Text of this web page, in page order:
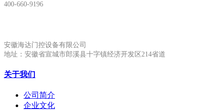
400-660-9196
安徽海达门控设备有限公司
地址：安徽省宣城市郎溪县十字镇经济开发区214省道
关于我们
公司简介
企业文化